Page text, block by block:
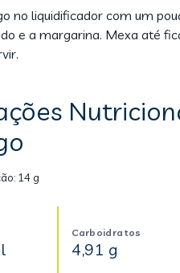
no liquidificador com um
e a margarina. Mexa até
14 g
Carboidratos
4,91 g